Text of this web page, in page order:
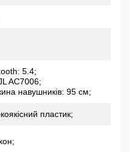
5.4;
AC7006;
навушників: 95 см;
пластик;